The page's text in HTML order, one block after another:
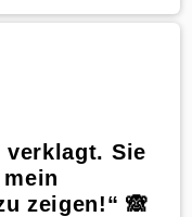
verklagt. Sie
zeigen!“ 🙈